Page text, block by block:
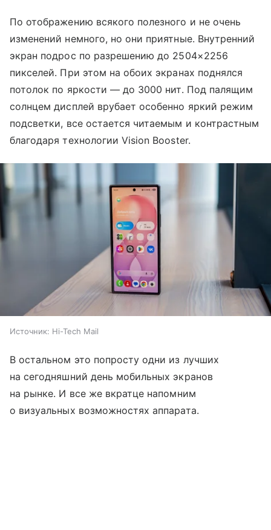
По отображению всякого полезного и не очень
изменений немного, но они приятные. Внутренний
экран подрос по разрешению до 2504×2256
пикселей. При этом на обоих экранах поднялся
потолок по яркости — до 3000 нит. Под палящим
солнцем дисплей врубает особенно яркий режим
подсветки, все остается читаемым и контрастным
благодаря технологии Vision Booster.
Источник: Hi-Tech Mail
В остальном это попросту одни из лучших
на сегодняшний день мобильных экранов
на рынке. И все же вкратце напомним
о визуальных возможностях аппарата.